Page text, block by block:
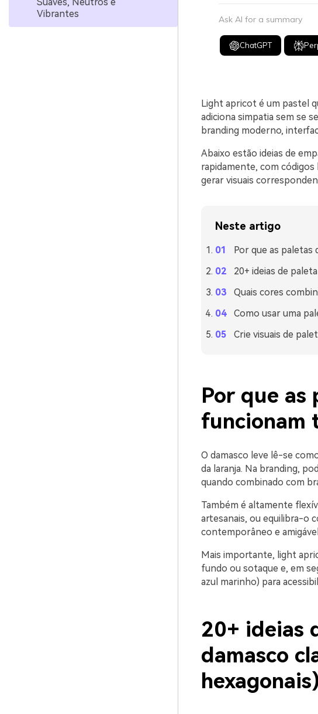
Vibrantes
Ask AI for a summary
ChatGPT
Light apricot é um pastel
adiciona simpatia sem se
branding moderno,
Abaixo estão ideias de
rapidamente, com
gerar visuais
Neste artigo
Por que as paletas
20+ ideias de
Quais cores
Como usar uma
Crie visuais de
Por que as
funcionam
O damasco leve lê-se
da laranja. Na branding,
quando combinado com
Também é altamente
artesanais, ou equilibra-o
contemporâneo e
Mais importante, light
fundo ou sotaque e, em
azul marinho) para
20+ ideias
damasco